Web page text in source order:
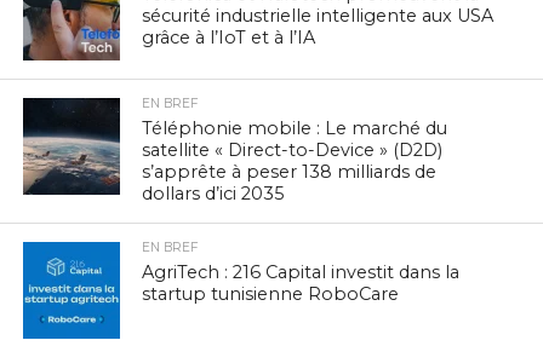
sécurité industrielle intelligente aux USA
grâce à l’IoT et à l’IA
EN BREF
Téléphonie mobile : Le marché du
satellite « Direct-to-Device » (D2D)
s’apprête à peser 138 milliards de
dollars d’ici 2035
EN BREF
AgriTech : 216 Capital investit dans la
startup tunisienne RoboCare